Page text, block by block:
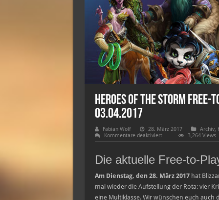
Heroes of the Storm Free-
03.04.2017
Fabian Wolf 28. März 2017 Archiv,
Kommentare deaktiviertfür
Heroes
the
Storm
to-
Play-
Heldenrotation
3,264 Views
Die aktuelle Free-to-
Am Dienstag, den 28. März 2017hat
mal wieder die Aufstellung der Rota: vier
eine Multiklasse. Wir wünschen euch auch